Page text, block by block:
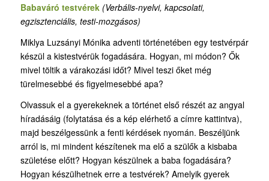
Babaváró testvérek (Verbális-nyelvi, kapcsolati,
egzisztenciális, testi-mozgásos)
Miklya Luzsányi Mónika adventi történetében egy testvérpár
készül a kistestvérük fogadására. Hogyan, mi módon? Ők
mivel töltik a várakozási időt? Mivel teszi őket még
türelmesebbé és figyelmesebbé apa?
Olvassuk el a gyerekeknek a történet első részét az angyal
híradásáig (folytatása és a kép elérhető a címre kattintva),
majd beszélgessünk a fenti kérdések nyomán. Beszéljünk
arról is, mi mindent készítenek ma elő a szülők a kisbaba
születése előtt? Hogyan készülnek a baba fogadására?
Hogyan készülhetnek erre a testvérek? Amelyik gyerek